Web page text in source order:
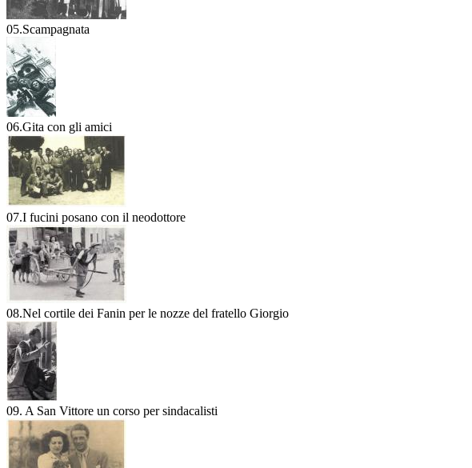
05.Scampagnata
06.Gita con gli amici
07.I fucini posano con il neodottore
08.Nel cortile dei Fanin per le nozze del fratello Giorgio
09. A San Vittore un corso per sindacalisti